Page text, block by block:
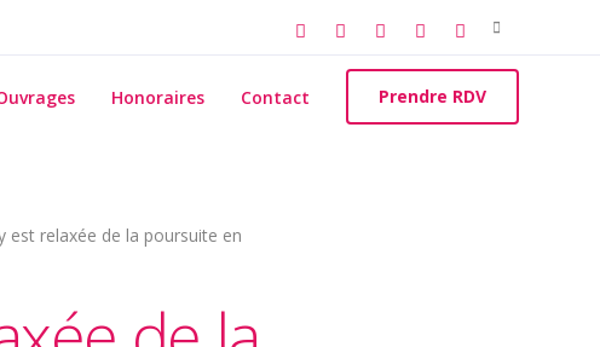
Search
for:
Honoraires Contact Prendre RDV
est relaxée de la poursuite en